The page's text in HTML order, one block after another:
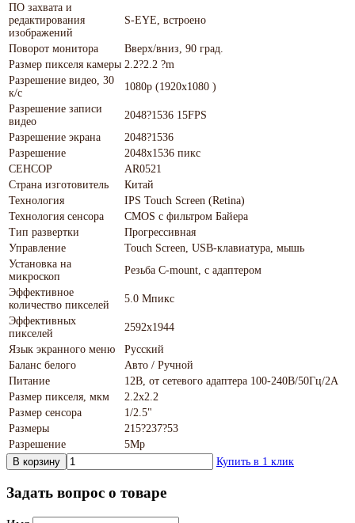
ПО захвата и
редактирования
изображений
S-EYE, встроено
Поворот монитора
Вверх/вниз, 90 град.
Размер пикселя камеры 2.2?2.2 ?m
Разрешение видео, 30
к/с
1080p (1920х1080 )
Разрешение записи
видео
2048?1536 15FPS
Разрешение экрана
2048?1536
Разрешение
2048х1536 пикс
СЕНСОР
AR0521
Страна изготовитель
Китай
Технология
IPS Touch Screen (Retina)
Технология сенсора
CMOS с фильтром Байера
Тип развертки
Прогрессивная
Управление
Touch Screen, USB-клавиатура, мышь
Установка на
микроскоп
Резьба C-mount, с адаптером
Эффективное
количество пикселей
5.0 Мпикс
Эффективных
пикселей
2592х1944
Язык экранного меню
Русский
Баланс белого
Авто / Ручной
Питание
12В, от сетевого адаптера 100-240В/50Гц/2А
Размер пикселя, мкм
2.2х2.2
Размер сенсора
1/2.5"
Размеры
215?237?53
Разрешение
5Мр
В корзину
Купить в 1 клик
Задать вопрос о товаре